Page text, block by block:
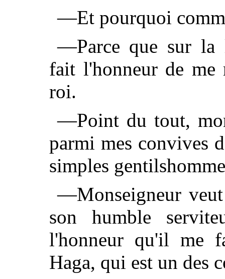
—Et pourquoi
—Parce que sur la
fait l'honneur de
roi.
—Point du tout,
parmi mes convives
simples
—Monseigneur veut
son humble
l'honneur qu'il me
Haga, qui est un des